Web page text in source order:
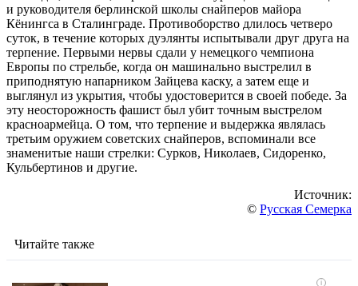
и руководителя берлинской школы снайперов майора
Кёнингса в Сталинграде. Противоборство длилось четверо
суток, в течение которых дуэлянты испытывали друг друга на
терпение. Первыми нервы сдали у немецкого чемпиона
Европы по стрельбе, когда он машинально выстрелил в
приподнятую напарником Зайцева каску, а затем еще и
выглянул из укрытия, чтобы удостоверится в своей победе. За
эту неосторожность фашист был убит точным выстрелом
красноармейца. О том, что терпение и выдержка являлась
третьим оружием советских снайперов, вспоминали все
знаменитые наши стрелки: Сурков, Николаев, Сидоренко,
Кульбертинов и другие.
Источник:
© Русская Семерка
Читайте также
i